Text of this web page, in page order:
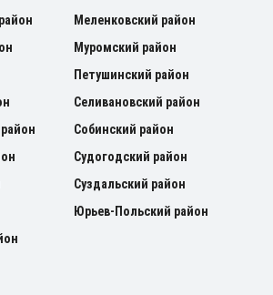
Меленковский район
Муромский район
Петушинский район
Селивановский район
Собинский район
Судогодский район
Суздальский район
Юрьев-Польский район